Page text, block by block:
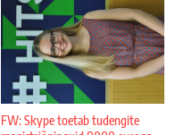
FW: Skype toetab tudengite